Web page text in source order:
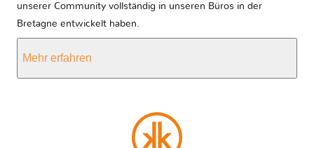
unserer Community vollständig in unseren Büros in der
Bretagne entwickelt haben.
Mehr erfahren